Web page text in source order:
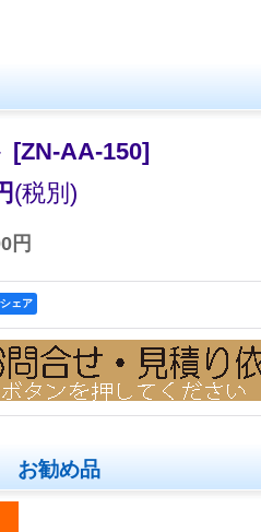
[ZN-AA-150]
(税別)
円
ェア
お勧め品